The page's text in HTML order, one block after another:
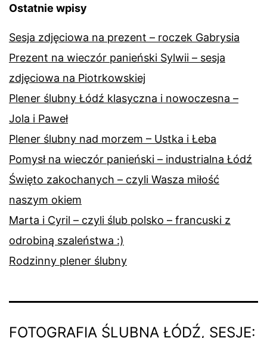
Ostatnie wpisy
Sesja zdjęciowa na prezent – roczek Gabrysia
Prezent na wieczór panieński Sylwii – sesja
zdjęciowa na Piotrkowskiej
Plener ślubny Łódź klasyczna i nowoczesna –
Jola i Paweł
Plener ślubny nad morzem – Ustka i Łeba
Pomysł na wieczór panieński – industrialna Łódź
Święto zakochanych – czyli Wasza miłość
naszym okiem
Marta i Cyril – czyli ślub polsko – francuski z
odrobiną szaleństwa :)
Rodzinny plener ślubny
FOTOGRAFIA ŚLUBNA ŁÓDŹ, SESJE: